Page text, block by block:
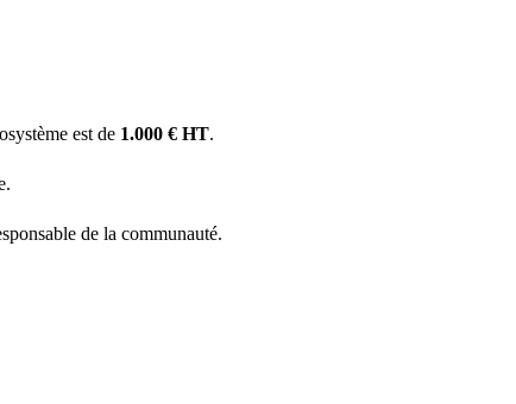
est de 1.000 € HT.
de la communauté.